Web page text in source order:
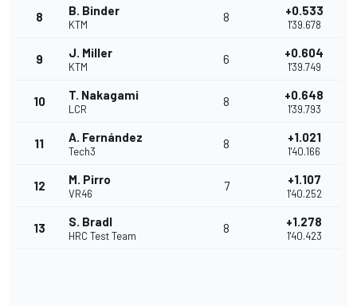
8 B. Binder
KTM
8 +0.533
1'39.678
9 J. Miller
KTM
6 +0.604
1'39.749
10 T. Nakagami
LCR
8 +0.648
1'39.793
11 A. Fernández
Tech3
8 +1.021
1'40.166
12 M. Pirro
VR46
7 +1.107
1'40.252
13 S. Bradl
HRC Test Team
8 +1.278
1'40.423